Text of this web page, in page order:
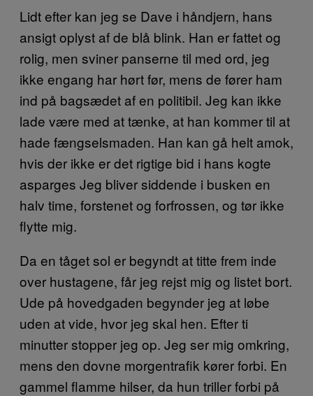
Lidt efter kan jeg se Dave i håndjern, hans
ansigt oplyst af de blå blink. Han er fattet og
rolig, men sviner panserne til med ord, jeg
ikke engang har hørt før, mens de fører ham
ind på bagsædet af en politibil. Jeg kan ikke
lade være med at tænke, at han kommer til at
hade fængselsmaden. Han kan gå helt amok,
hvis der ikke er det rigtige bid i hans kogte
asparges Jeg bliver siddende i busken en
halv time, forstenet og forfrossen, og tør ikke
flytte mig.
Da en tåget sol er begyndt at titte frem inde
over hustagene, får jeg rejst mig og listet bort.
Ude på hovedgaden begynder jeg at løbe
uden at vide, hvor jeg skal hen. Efter ti
minutter stopper jeg op. Jeg ser mig omkring,
mens den dovne morgentrafik kører forbi. En
gammel flamme hilser, da hun triller forbi på